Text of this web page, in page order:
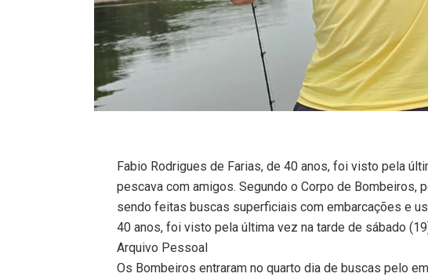
Fabio Rodrigues de Farias, de 40 anos, foi visto pela
pescava com amigos. Segundo o Corpo de Bombeiros,
sendo feitas buscas superficiais com embarcações e
40 anos, foi visto pela última vez na tarde de sábado
Arquivo Pessoal
Os Bombeiros entraram no quarto dia de buscas pelo